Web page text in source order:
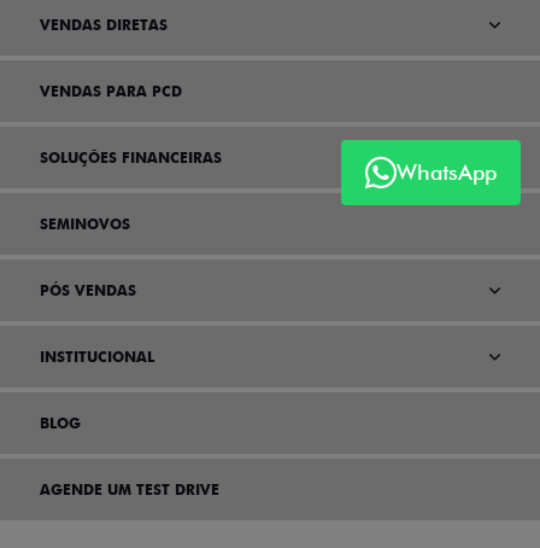
WhatsApp
VENDAS DIRETAS
VENDAS PARA PCD
SOLUÇÕES FINANCEIRAS
SEMINOVOS
PÓS VENDAS
INSTITUCIONAL
BLOG
AGENDE UM TEST DRIVE